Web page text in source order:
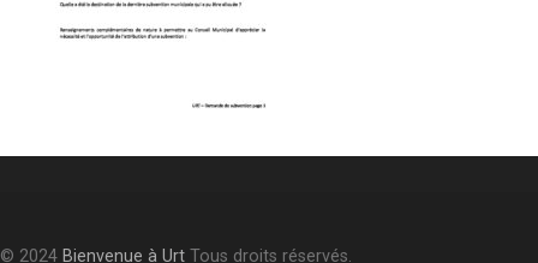
© 2024 Bienvenue à Urt Tous droits réservés.